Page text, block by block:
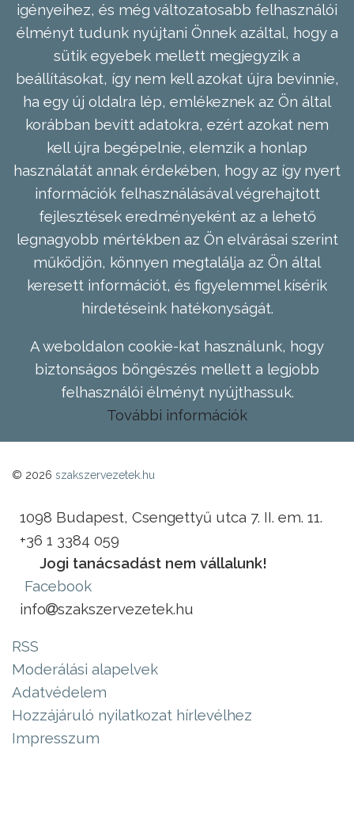
igényeihez, és még változatosabb felhasználói
élményt tudunk nyújtani Önnek azáltal, hogy a
sütik egyebek mellett megjegyzik a
beállításokat, így nem kell azokat újra bevinnie,
ha egy új oldalra lép, emlékeznek az Ön által
korábban bevitt adatokra, ezért azokat nem
kell újra begépelnie, elemzik a honlap
használatát annak érdekében, hogy az így nyert
információk felhasználásával végrehajtott
fejlesztések eredményeként az a lehető
legnagyobb mértékben az Ön elvárásai szerint
működjön, könnyen megtalálja az Ön által
keresett információt, és figyelemmel kísérik
hirdetéseink hatékonyságát.
A weboldalon cookie-kat használunk, hogy
biztonságos böngészés mellett a legjobb
felhasználói élményt nyújthassuk.
További információk
© 2026 szakszervezetek.hu
1098 Budapest, Csengettyű utca 7. II. em. 11.
+36 1 3384 059
Jogi tanácsadást nem vállalunk!
Facebook
info
szakszervezetek.hu
RSS
Moderálási alapelvek
Adatvédelem
Hozzájáruló nyilatkozat hírlevélhez
Impresszum